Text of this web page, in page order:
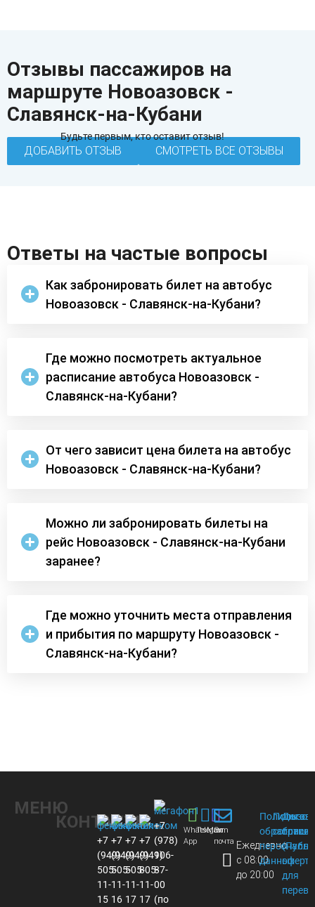
Отзывы пассажиров на
маршруте Новоазовск -
Славянск-на-Кубани
Будьте первым, кто оставит отзыв!
ДОБАВИТЬ ОТЗЫВ СМОТРЕТЬ ВСЕ ОТЗЫВЫ
Ответы на частые вопросы
Как забронировать билет на автобус
Новоазовск - Славянск-на-Кубани?
Где можно посмотреть актуальное
расписание автобуса Новоазовск -
Славянск-на-Кубани?
От чего зависит цена билета на автобус
Новоазовск - Славянск-на-Кубани?
Можно ли забронировать билеты на
рейс Новоазовск - Славянск-на-Кубани
заранее?
Где можно уточнить места отправления
и прибытия по маршруту Новоазовск -
Славянск-на-Кубани?
МЕНЮ
КОНТАКТЫ
+7
(949)
505-
11-
15
+7
(949)
505-
11-
16
+7
(949)
505-
11-
17
+7
(949)
805-
11-
17
+7
(978)
106-
87-
00
(по
Whats
App
Telegram
MaxЭл.
почта Ежедневно
с 08:00
до 20:00
Политика
обработки
данных
для